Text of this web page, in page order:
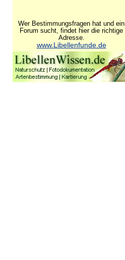
Wer Bestimmungsfragen hat und ein
Forum sucht, findet hier die richtige
Adresse.
www.Libellenfunde.de